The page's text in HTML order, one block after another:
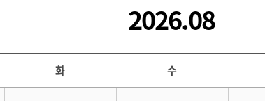
2026.08
화 수